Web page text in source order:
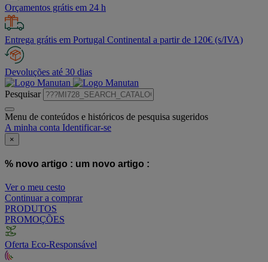
Orçamentos grátis em 24 h
Entrega grátis em Portugal Continental a partir de 120€ (s/IVA)
Devoluções até 30 dias
Pesquisar
Menu de conteúdos e históricos de pesquisa sugeridos
A minha conta Identificar-se
×
% novo artigo : um novo artigo :
Ver o meu cesto
Continuar a comprar
PRODUTOS
PROMOÇÕES
Oferta Eco-Responsável